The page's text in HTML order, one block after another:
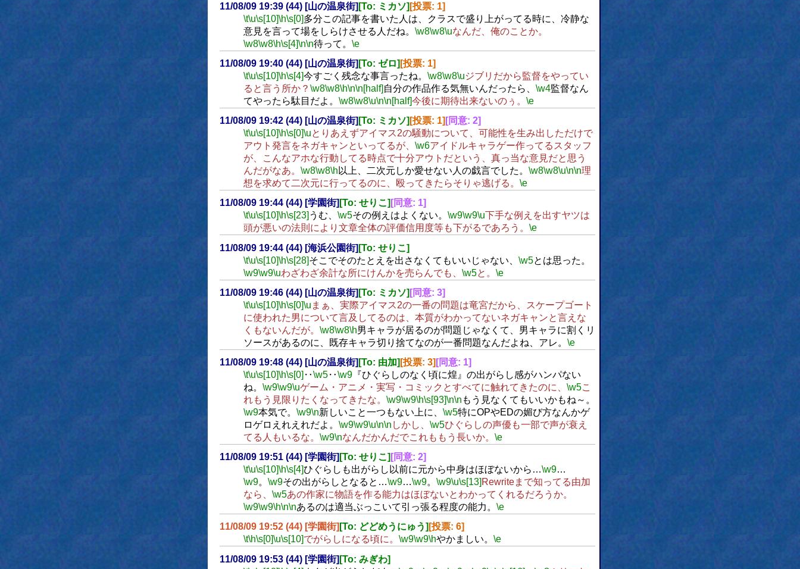
11/08/09 19:39 (44) [山の温泉街] [To: ミカソ] [投票: 1]
\t\u\s[10]\h\s[0]多分この記事を書いた人は、クラスで盛り上がってる時に、冷静な
意見を言って場をしらけさせる人だね。 \w8\w8\uなんだ、俺のことか。
\w8\w8\h\s[4]\n\n待って。 \e
11/08/09 19:40 (44) [山の温泉街] [To: ゼロ] [投票: 1]
\t\u\s[10]\h\s[4]今すごく残念な事言ったね。 \w8\w8\uジブリだから監督をやってい
ると言う所か？ \w8\w8\h\n\n[half] 自分の作品作る気無いんだったら、 \w4監督なん
てやったら駄目だよ。 \w8\w8\u\n\n[half]今後に期待出来ないのぅ。 \e
11/08/09 19:42 (44) [山の温泉街] [To: ミカソ] [投票: 1] [同意: 2]
\t\u\s[10]\h\s[0]\uとりあえずアイマス2の騒動について、可能性を生み出しただけで
アウト発言をネガキャンといってるが、 \w6アイドルキャラゲー作ってるスタッフ
が、こんなアホな行動してる時点で十分アウトだという、真っ当な意見だと思う
んだがなあ。 \w8\w8\h 以上、二次元しか愛せない人の戯言でした。 \w8\w8\u\n\n理
想を求めて二次元に行ってるのに、殴ってきたらそりゃ逃げる。 \e
11/08/09 19:44 (44) [学園街] [To: せりこ] [同意: 1]
\t\u\s[10]\h\s[23] うむ、 \w5その例えはよくない。 \w9\w9\u下手な例えを出すヤツは
頭が悪いの法則により文章全体の評価信用度等も下がるであろう。 \e
11/08/09 19:44 (44) [海浜公園街] [To: せりこ]
\t\u\s[10]\h\s[28]そこでそのたとえを出さなくてもいいじゃない、 \w5とは思った。
\w9\w9\uわざわざ余計な所にけんかを売らんでも、 \w5と。 \e
11/08/09 19:46 (44) [山の温泉街] [To: ミカソ] [同意: 3]
\t\u\s[10]\h\s[0]\u まぁ、実際アイマス2の一番の問題は竜宮だから、スケープゴート
に使われた男について言及してるのは、本質がわかってないネガキャンと言えな
くもないんだが。 \w8\w8\h男キャラが居るのが問題じゃなくて、男キャラに割くリ
ソースがあるのに、既存キャラ切り捨てなのが一番問題なんだよね、アレ。 \e
11/08/09 19:48 (44) [山の温泉街] [To: 由加] [投票: 3] [同意: 1]
\t\u\s[10]\h\s[0] ‥\w5‥\w9『ひぐらしのなく頃に煌』の出がらし感がハンパない
ね。 \w9\w9\uゲーム・アニメ・実写・コミックとすべてに触れてきたのに、 \w5こ
れもう見限りたくなってきたな。 \w9\w9\h\s[93]\n\n もう見なくてもいいかもね～。
\w9本気で。 \w9\n新しいこと一つもない上に、 \w5特にOPやEDの媚び方なんかゲ
ロゲロえれえれだよ。 \w9\w9\u\n\n しかし、 \w5ひぐらしの声優も一部で声が衰え
てる人もいるな。 \w9\nなんだかんだでこれももう長いか。 \e
11/08/09 19:51 (44) [学園街] [To: せりこ] [同意: 2]
\t\u\s[10]\h\s[4]ひぐらしも出がらし以前に元から中身はほぼないから…\w9…
\w9。 \w9その出がらしとなると…\w9…\w9。 \w9\u\s[13] Rewriteまで知ってる由加
なら、 \w5あの作家に物語を作る能力はほぼないとわかってくれるだろうか。
\w9\w9\h\n\nあるのは適当ぶっこいて引っ張る程度の能力。 \e
11/08/09 19:52 (44) [学園街] [To: どどめうにゅう] [投票: 6]
\t\h\s[0]\u\s[10]でがらしになる頃に。 \w9\w9\hやかましい。 \e
11/08/09 19:53 (44) [学園街] [To: みぎわ]